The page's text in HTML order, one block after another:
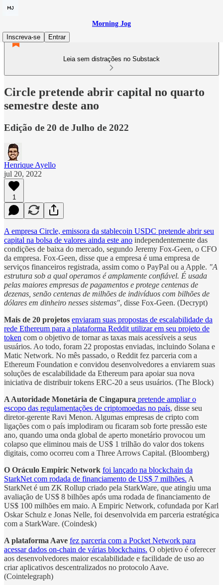
Morning Jog
Inscreva-se
Entrar
Leia sem distrações no Substack
Circle pretende abrir capital no quarto
semestre deste ano
Edição de 20 de Julho de 2022
Henrique Ayello
jul 20, 2022
1
A empresa Circle, emissora da stablecoin USDC pretende abrir seu
capital na bolsa de valores ainda este ano independentemente das
condições de baixa do mercado, segundo Jeremy Fox-Geen, o CFO
da empresa. Fox-Geen, disse que a empresa é uma empresa de
serviços financeiros registrada, assim como o PayPal ou a Apple. "A
estrutura sob a qual operamos é amplamente confiável. É usada
pelas maiores empresas de pagamentos e protege centenas de
dezenas, senão centenas de milhões de indivíduos com bilhões de
dólares em dinheiro nesses sistemas", disse Fox-Geen. (Decrypt)
Mais de 20 projetos enviaram suas propostas de escalabilidade da
rede Ethereum para a plataforma Reddit utilizar em seu projeto de
token com o objetivo de tornar as taxas mais acessíveis a seus
usuários. Ao todo, foram 22 propostas enviadas, incluindo Solana e
Matic Network. No mês passado, o Reddit fez parceria com a
Ethereum Foundation e convidou desenvolvedores a enviarem suas
soluções de escalabilidade da Ethereum para apoiar sua nova
iniciativa de distribuir tokens ERC-20 a seus usuários. (The Block)
A Autoridade Monetária de Cingapura pretende ampliar o
escopo das regulamentações de criptomoedas no país, disse seu
diretor-gerente Ravi Menon. Algumas empresas de cripto com
ligações com o país implodiram ou ficaram sob forte pressão este
ano, quando uma onda global de aperto monetário provocou um
colapso que eliminou mais de US$ 1 trilhão do valor dos tokens
digitais, como ocorreu com a Three Arrows Capital. (Bloomberg)
O Oráculo Empiric Network foi lançado na blockchain da
StarkNet com rodada de financiamento de US$ 7 milhões. A
StarkNet é um ZK Rollup criado pela StarkWare, que atingiu uma
avaliação de US$ 8 bilhões após uma rodada de financiamento de
US$ 100 milhões em maio. A Empiric Network, cofundada por Karl
Oskar Schulz e Jonas Nelle, foi desenvolvida em parceria estratégica
com a StarkWare. (Coindesk)
A plataforma Aave fez parceria com a Pocket Network para
acessar dados on-chain de várias blockchains. O objetivo é oferecer
aos desenvolvedores maior escalabilidade e facilidade de uso ao
criar aplicativos descentralizados no protocolo Aave.
(Cointelegraph)